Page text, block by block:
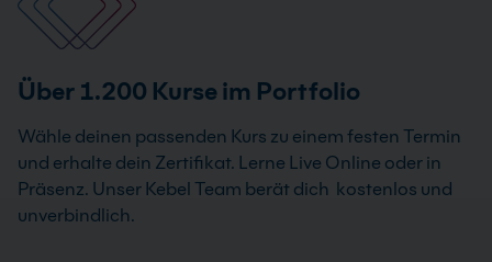
Über 1.200 Kurse im Portfolio
Wähle deinen passenden Kurs zu einem festen Termin
und erhalte dein Zertifikat. Lerne Live Online oder in
Präsenz. Unser Kebel Team berät dich kostenlos und
unverbindlich.